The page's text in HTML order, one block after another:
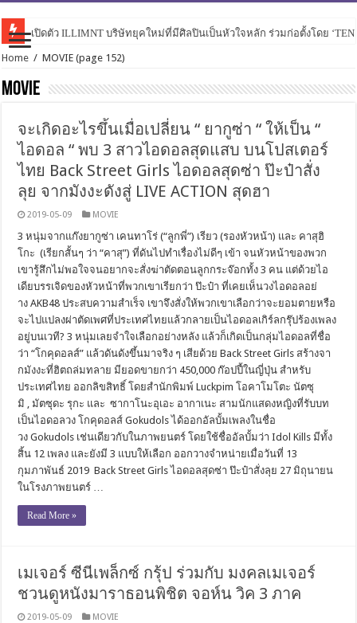
เปิดตัว ILLIMNT บริษัทยุคใหม่ที่มีศิลปินเป็นหัวใจหลัก ร่วมก่อตั้งโดย
Home / MOVIE (page 152)
MOVIE
จะเกิดอะไรขึ้นเมื่อเปลี่ยน “ ยากูซ่า “ ให้เป็น “
ไอดอล “ พบ 3 สาวไอดอลสุดแสบ บนโปสเตอร์
ไทย Back Street Girls ไอดอลสุดซ่า ป๊ะป๋าสั่ง
ลุย จากมังงะดังสู่ LIVE ACTION สุดฮา
2019-05-09 MOVIE
3 หนุ่มจากแก๊งยากูซ่า เคนทาโร่ (“ลูกพี่”) เรียว (รองหัวหน้า) และ คาสุฮิ
โกะ (เรียกสั้นๆ ว่า “คาสุ”) ที่ดันไปทำเรื่องไม่ดีๆ เข้า จนหัวหน้าของพวก
เขารู้สึกไม่พอใจจนอยากจะสั่งฆ่าตัดตอนลูกกระจ๊อกทั้ง 3 คน แต่ด้วยไอ
เดียบรรเจิดของหัวหน้าที่พวกเขาเรียกว่า ป๊ะป๋า ที่เคยเห็นวงไอดอลอย่
าง AKB48 ประสบความสำเร็จ เขาจึงสั่งให้พวกเขาเลือกว่าจะยอมตายหรือ
จะไปแปลงผ่าตัดเพศที่ประเทศไทยแล้วกลายเป็นไอดอลเกิร์ลกรุ๊ปร้องเพลง
อยู่บนเวที? 3 หนุ่มเลยจำใจเลือกอย่างหลัง แล้วก็เกิดเป็นกลุ่มไอดอลที่ชื่อ
ว่า “โกคุดอลส์” แล้วดันดังขึ้นมาจริง ๆ เสียด้วย Back Street Girls สร้างจา
กมังงะที่ฮิตถล่มทลาย มียอดขายกว่า 450,000 ก๊อปปี้ในญี่ปุ่น สำหรับ
ประเทศไทย ออกลิขสิทธิ์ โดยสำนักพิมพ์ Luckpim โอคาโมโตะ นัตซุ
มิ , มัตซุดะ รุกะ และ ซากาโนะอุเอะ อากาเนะ สามนักแสดงหญิงที่รับบท
เป็นไอดอลวง โกคุดอลส์ Gokudols ได้ออกอัลบั้มเพลงในชื่อ
วง Gokudols เช่นเดียวกับในภาพยนตร์ โดยใช้ชื่ออัลบั้มว่า Idol Kills มีทั้ง
สิ้น 12 เพลง และยังมี 3 แบบให้เลือก ออกวางจำหน่ายเมื่อวันที่ 13
กุมภาพันธ์ 2019 Back Street Girls ไอดอลสุดซ่า ป๊ะป๋าสั่งลุย 27 มิถุนายน
ในโรงภาพยนตร์ …
Read More »
เมเจอร์ ซีนีเพล็กซ์ กรุ้ป ร่วมกับ มงคลเมเจอร์
ชวนดูหนังมาราธอนพิชิต จอห์น วิค 3 ภาค
2019-05-09 MOVIE